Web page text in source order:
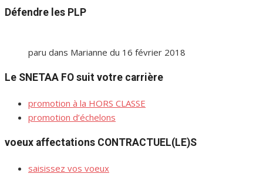
Défendre les PLP
paru dans Marianne du 16 février 2018
Le SNETAA FO suit votre carrière
promotion à la HORS CLASSE
promotion d’échelons
voeux affectations CONTRACTUEL(LE)S
saisissez vos voeux